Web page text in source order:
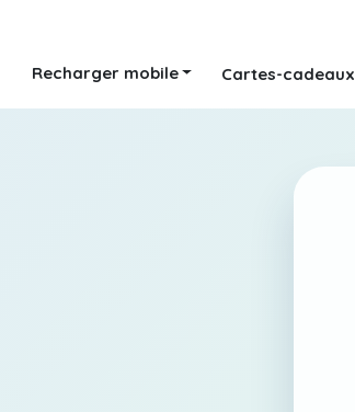
Recharger mobile Cartes-cadeaux